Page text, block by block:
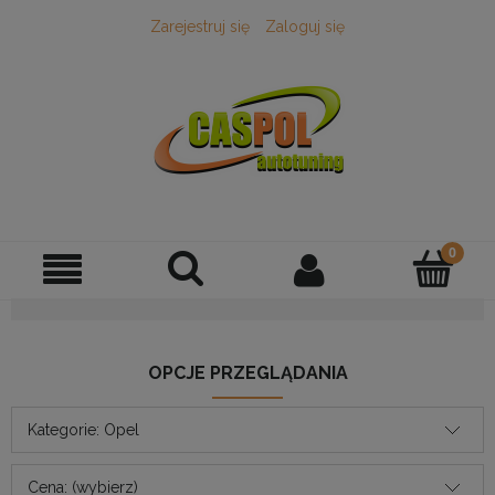
Zarejestruj się Zaloguj się
OPCJE PRZEGLĄDANIA
Kategorie: Opel
Cena: (wybierz)